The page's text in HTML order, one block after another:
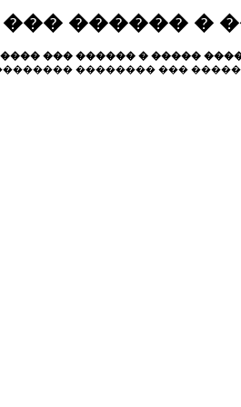
������ �
��� ������ � �����
�������� ���